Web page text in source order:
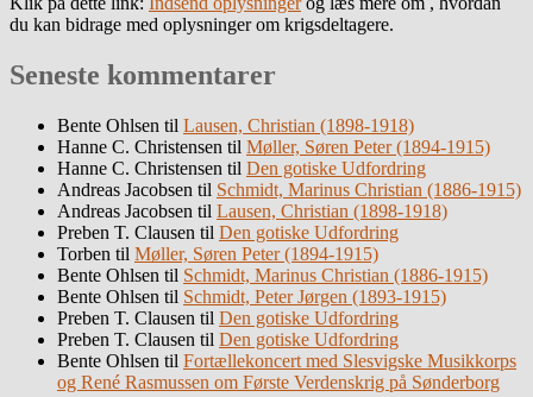
du kan bidrage med oplysninger om krigsdeltagere.
Seneste kommentarer
Bente Ohlsen til Lausen, Christian (1898-1918)
Hanne C. Christensen til Møller, Søren Peter (1894-1915)
Hanne C. Christensen til Den gotiske Udfordring
Andreas Jacobsen til Schmidt, Marinus Christian (1886-1915)
Andreas Jacobsen til Lausen, Christian (1898-1918)
Preben T. Clausen til Den gotiske Udfordring
Torben til Møller, Søren Peter (1894-1915)
Bente Ohlsen til Schmidt, Marinus Christian (1886-1915)
Bente Ohlsen til Schmidt, Peter Jørgen (1893-1915)
Preben T. Clausen til Den gotiske Udfordring
Preben T. Clausen til Den gotiske Udfordring
Bente Ohlsen til Fortællekoncert med Slesvigske Musikkorps
og René Rasmussen om Første Verdenskrig på Sønderborg